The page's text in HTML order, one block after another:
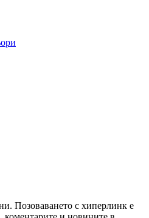
Позоваването с хиперлинк е